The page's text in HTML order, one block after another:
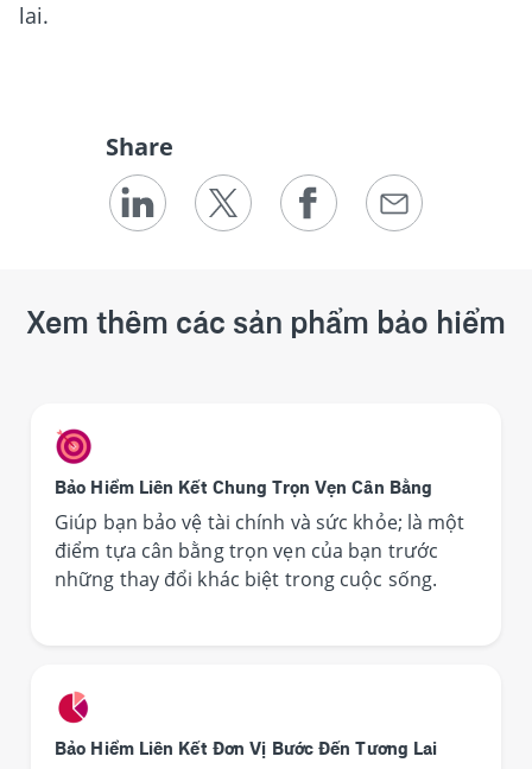
lai.
Share
Xem thêm các sản phẩm bảo hiểm
Bảo Hiểm Liên Kết Chung Trọn Vẹn Cân Bằng
Giúp bạn bảo vệ tài chính và sức khỏe; là một
điểm tựa cân bằng trọn vẹn của bạn trước
những thay đổi khác biệt trong cuộc sống.
Bảo Hiểm Liên Kết Đơn Vị Bước Đến Tương Lai